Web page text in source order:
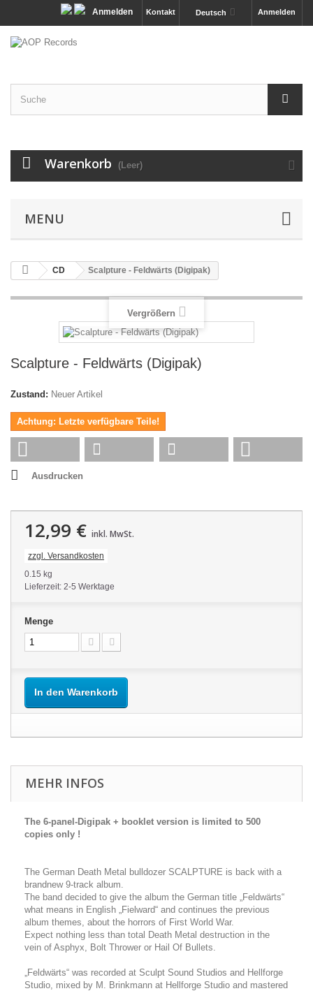
Anmelden
Deutsch
Kontakt
Anmelden
Warenkorb (Leer)
MENU
CD Scalpture - Feldwärts (Digipak)
Vergrößern
Scalpture - Feldwärts (Digipak)
Zustand: Neuer Artikel
Achtung: Letzte verfügbare Teile!
Ausdrucken
12,99 € inkl. MwSt.
zzgl. Versandkosten
0.15 kg
Lieferzeit: 2-5 Werktage
Menge
In den Warenkorb
MEHR INFOS
The 6-panel-Digipak + booklet version is limited to 500
copies only !
The German Death Metal bulldozer SCALPTURE is back with a
brandnew 9-track album.
The band decided to give the album the German title „Feldwärts“
what means in English „Fielward“ and continues the previous
album themes, about the horrors of First World War.
Expect nothing less than total Death Metal destruction in the
vein of Asphyx, Bolt Thrower or Hail Of Bullets.
„Feldwärts“ was recorded at Sculpt Sound Studios and Hellforge
Studio, mixed by M. Brinkmann at Hellforge Studio and mastered